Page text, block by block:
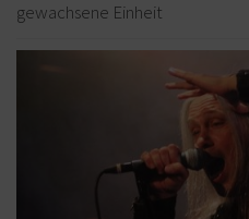
gewachsene Einheit